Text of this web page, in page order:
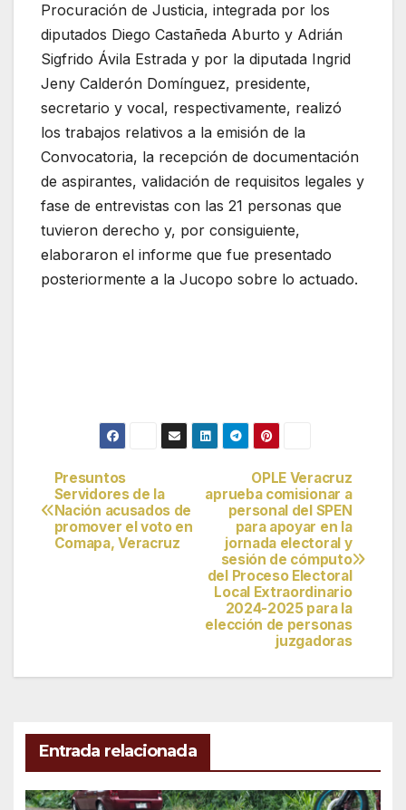
Procuración de Justicia, integrada por los
diputados Diego Castañeda Aburto y Adrián
Sigfrido Ávila Estrada y por la diputada Ingrid
Jeny Calderón Domínguez, presidente,
secretario y vocal, respectivamente, realizó
los trabajos relativos a la emisión de la
Convocatoria, la recepción de documentación
de aspirantes, validación de requisitos legales y
fase de entrevistas con las 21 personas que
tuvieron derecho y, por consiguiente,
elaboraron el informe que fue presentado
posteriormente a la Jucopo sobre lo actuado.
Navegación
de
entradas
OPLE Veracruz
aprueba comisionar a
personal del SPEN
para apoyar en la
jornada electoral y
sesión de cómputo
del Proceso Electoral
Local Extraordinario
2024-2025 para la
elección de personas
juzgadoras
Presuntos
Servidores de la
Nación acusados de
promover el voto en
Comapa, Veracruz
Entrada relacionada